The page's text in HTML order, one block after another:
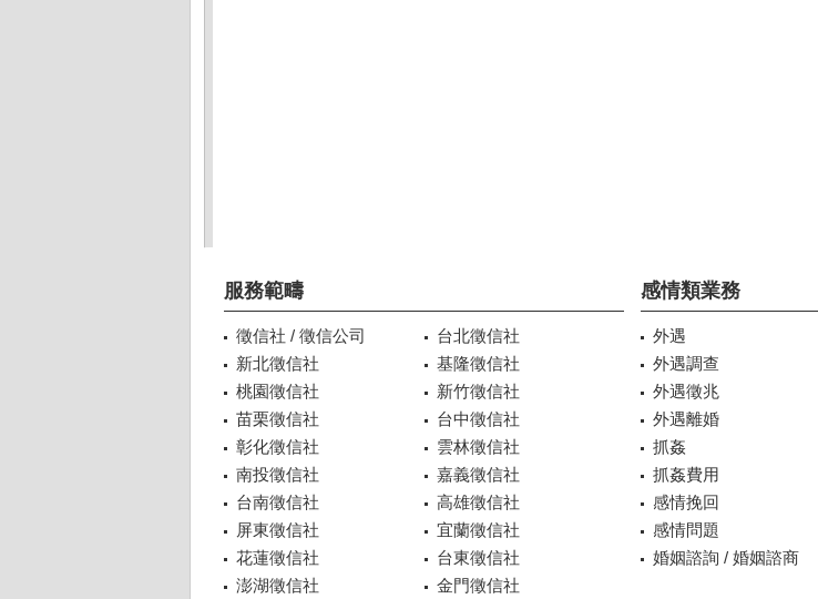
服務範疇
徵信社 / 徵信公司
台北徵信社
新北徵信社
基隆徵信社
桃園徵信社
新竹徵信社
苗栗徵信社
台中徵信社
彰化徵信社
雲林徵信社
南投徵信社
嘉義徵信社
台南徵信社
高雄徵信社
屏東徵信社
宜蘭徵信社
花蓮徵信社
台東徵信社
澎湖徵信社
金門徵信社
感情類業務
外遇
外遇調查
外遇徵兆
外遇離婚
抓姦
抓姦費用
感情挽回
感情問題
婚姻諮詢 / 婚姻諮商